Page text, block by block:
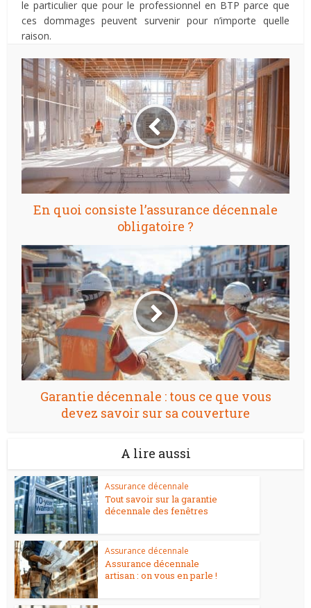
le particulier que pour le professionnel en BTP parce que
ces dommages peuvent survenir pour n’importe quelle
raison.
En quoi consiste l’assurance décennale
obligatoire ?
Garantie décennale : tous ce que vous
devez savoir sur sa couverture
A lire aussi
Assurance décennale
Tout savoir sur la garantie
décennale des fenêtres
Assurance décennale
Assurance décennale
artisan : on vous en parle !